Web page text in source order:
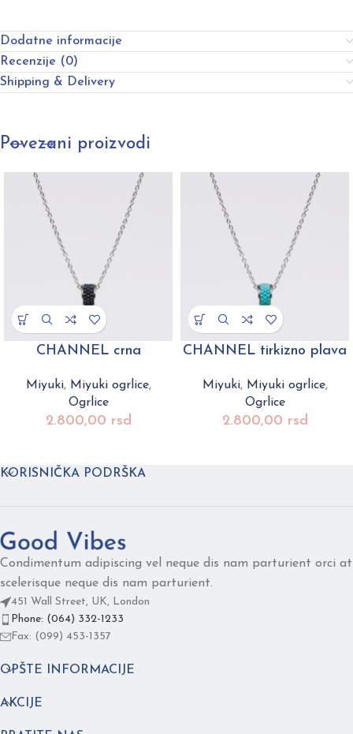
Dodatne informacije
Recenzije (0)
Shipping & Delivery
Povezani proizvodi
CHANNEL crna
Miyuki, Miyuki ogrlice,
Ogrlice
2.800,00 rsd
CHANNEL tirkizno plava
Miyuki, Miyuki ogrlice,
Ogrlice
2.800,00 rsd
KORISNIČKA PODRŠKA
Condimentum adipiscing vel neque dis nam parturient orci at
scelerisque neque dis nam parturient.
451 Wall Street, UK, London
Phone: (064) 332-1233
Fax: (099) 453-1357
OPŠTE INFORMACIJE
AKCIJE